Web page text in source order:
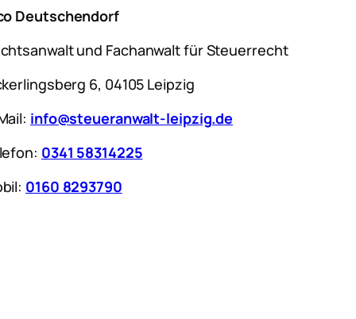
Deutschendorf
und Fachanwalt für Steuerrecht
6, 04105 Leipzig
info@steueranwalt-leipzig.de
0341 58314225
0160 8293790